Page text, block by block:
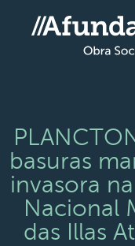
basuras
invasora
Nacional
das Illas